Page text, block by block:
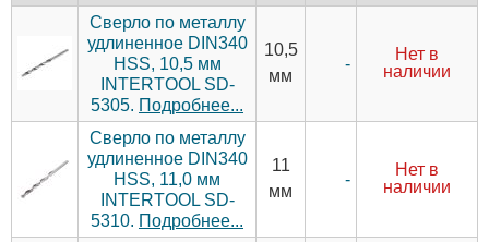
Сверло по металлу
удлиненное DIN340
HSS, 10,5 мм
INTERTOOL SD-
5305. Подробнее...
10,5
мм
-
Нет в
наличии
Сверло по металлу
удлиненное DIN340
HSS, 11,0 мм
INTERTOOL SD-
5310. Подробнее...
11
мм
-
Нет в
наличии